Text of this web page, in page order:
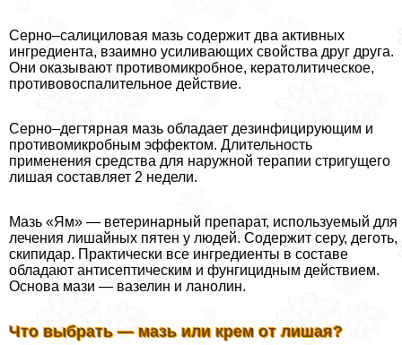
Серно–салициловая мазь содержит два активных
ингредиента, взаимно усиливающих свойства друг друга.
Они оказывают противомикробное, кератолитическое,
противовоспалительное действие.
Серно–дегтярная мазь обладает дезинфицирующим и
противомикробным эффектом. Длительность
применения средства для наружной терапии стригущего
лишая составляет 2 недели.
Мазь «Ям» — ветеринарный препарат, используемый для
лечения лишайных пятен у людей. Содержит серу, деготь,
скипидap. Пpaктически все ингредиенты в составе
обладают антисептическим и фунгицидным действием.
Основа мази — вазелин и ланолин.
Что выбрать — мазь или крем от лишая?